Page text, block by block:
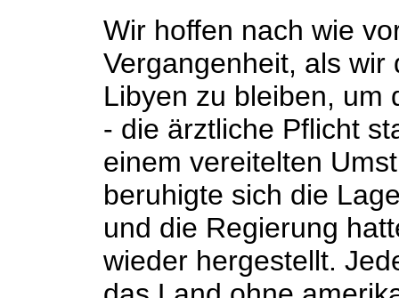
Wir hoffen nach wie
Vergangenheit, als
Libyen zu bleiben, um
- die ärztliche Pflicht
einem vereitelten
beruhigte sich die
und die Regierung
wieder hergestellt.